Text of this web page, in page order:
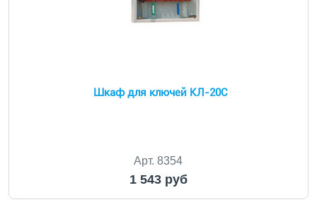
Шкаф для ключей КЛ-20С
Арт. 8354
1 543 руб